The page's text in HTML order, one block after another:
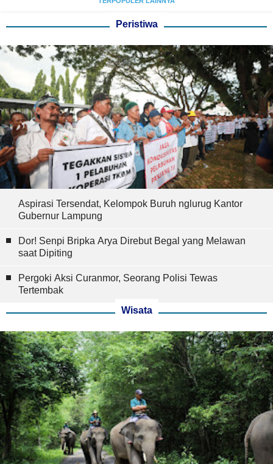
Peristiwa
Aspirasi Tersendat, Kelompok Buruh nglurug Kantor
Gubernur Lampung
Dor! Senpi Bripka Arya Direbut Begal yang Melawan
saat Dipiting
Pergoki Aksi Curanmor, Seorang Polisi Tewas
Tertembak
Wisata